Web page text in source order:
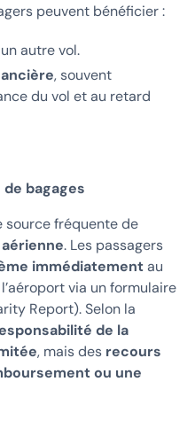
peuvent bénéficier :
autre vol.
, souvent
du vol et au retard
bagages
source fréquente de
. Les passagers
immédiatementau
via un formulaire
Report). Selon la
de la
, mais des recours
ou une